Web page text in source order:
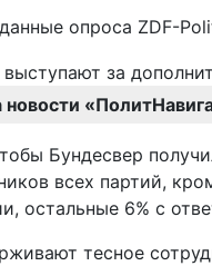
опроса ZDF-
Бундесвер
всех партий,
остальные 6% с
тесное